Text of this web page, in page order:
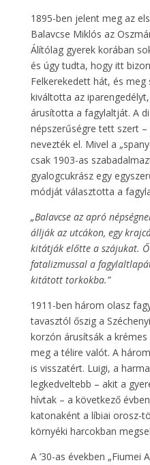
1895-ben jelent meg az
Balavcse Miklós az
Álítólag gyerek korában
és úgy tudta, hogy itt
Felkerekedett hát, és meg
kiváltotta az
árusította a fagylaltját. A
népszerűségre tett szert –
nevezték el. Mivel a
csak 1903-as
gyalogcukrász egy
módját választotta a
„Balavcse az apró
állják az utcákon, egy
kitátják előtte a szájukat.
fatalizmussal a
kitátott torkokba.”
1911-ben három olasz
tavasztól őszig a
korzón árusítsák a
meg a télire valót. A
is visszatért. Luigi, a
legkedveltebb – akit a
hívtak – a következő
katonaként a líbiai orosz-
környéki harcokban
A ’30-as években „Fiumei